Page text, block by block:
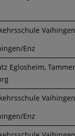
Enz
Eglosheim,
Enz